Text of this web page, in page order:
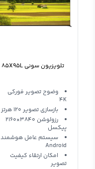
تلویزیون سونی 85X95L
وضوح تصویر فورکی
4K
بازسازی تصویر 120 هرتز
رزولوشن 3840×2160
پیکسل
سیستم عامل هوشمند
Android
امکان ارتقاء کیفیت
تصویر